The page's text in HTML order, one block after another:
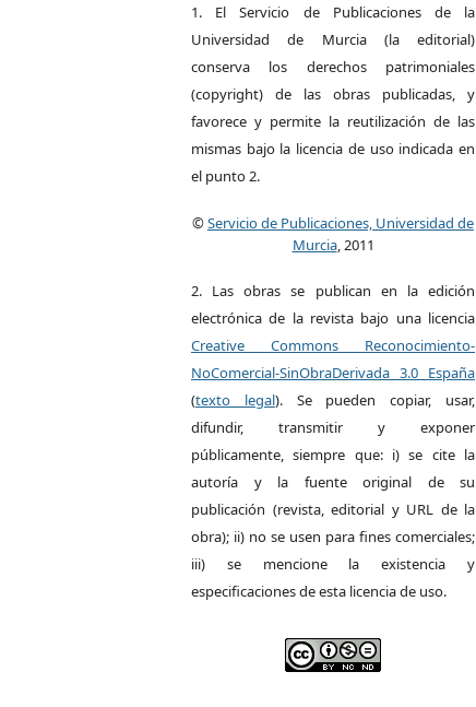
1. El Servicio de Publicaciones de la
Universidad de Murcia (la editorial)
conserva los derechos patrimoniales
(copyright) de las obras publicadas, y
favorece y permite la reutilización de las
mismas bajo la licencia de uso indicada en
el punto 2.
©Servicio de Publicaciones, Universidad de
Murcia, 2011
2. Las obras se publican en la edición
electrónica de la revista bajo una licencia
Creative Commons Reconocimiento-
NoComercial-SinObraDerivada 3.0 España
(texto legal). Se pueden copiar, usar,
difundir, transmitir y exponer
públicamente, siempre que: i) se cite la
autoría y la fuente original de su
publicación (revista, editorial y URL de la
obra); ii) no se usen para fines comerciales;
iii) se mencione la existencia y
especificaciones de esta licencia de uso.